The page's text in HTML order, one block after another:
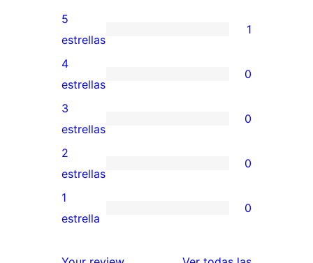
1
valoración
de
5
estrellas
5
estrellas
1
0
valoraciones
de
4
estrellas
4
estrellas
0
0
valoraciones
de
3
estrellas
3
estrellas
0
0
valoraciones
de
estrellas
2
estrellas
0
0
de
1
estrella
0